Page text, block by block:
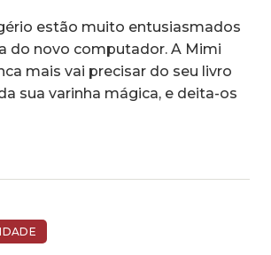
estão muito entusiasmados
do novo computador. A Mimi
mais vai precisar do seu livro
sua varinha mágica, e deita-os